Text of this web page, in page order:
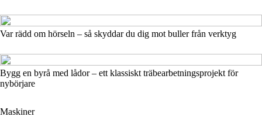
Var rädd om hörseln – så skyddar du dig mot buller från verktyg
Bygg en byrå med lådor – ett klassiskt träbearbetningsprojekt för
nybörjare
Maskiner